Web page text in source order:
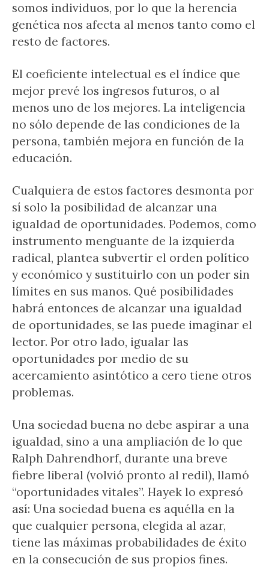
somos individuos, por lo que la herencia
genética nos afecta al menos tanto como el
resto de factores.
El coeficiente intelectual es el índice que
mejor prevé los ingresos futuros, o al
menos uno de los mejores. La inteligencia
no sólo depende de las condiciones de la
persona, también mejora en función de la
educación.
Cualquiera de estos factores desmonta por
sí solo la posibilidad de alcanzar una
igualdad de oportunidades. Podemos, como
instrumento menguante de la izquierda
radical, plantea subvertir el orden político
y económico y sustituirlo con un poder sin
límites en sus manos. Qué posibilidades
habrá entonces de alcanzar una igualdad
de oportunidades, se las puede imaginar el
lector. Por otro lado, igualar las
oportunidades por medio de su
acercamiento asintótico a cero tiene otros
problemas.
Una sociedad buena no debe aspirar a una
igualdad, sino a una ampliación de lo que
Ralph Dahrendhorf, durante una breve
fiebre liberal (volvió pronto al redil), llamó
“oportunidades vitales”. Hayek lo expresó
así: Una sociedad buena es aquélla en la
que cualquier persona, elegida al azar,
tiene las máximas probabilidades de éxito
en la consecución de sus propios fines.